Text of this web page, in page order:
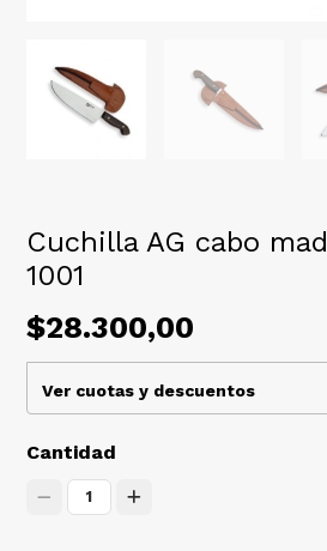
Cuchilla AG cabo
1001
$28.300,00
Ver cuotas y descuentos
Cantidad
1